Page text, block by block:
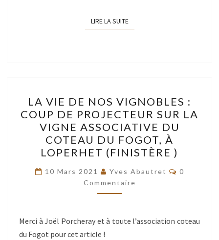
LIRE LA SUITELIRE LA SUITE
VIE
DE
NOS
VIGNOBLES
:
COUP
DE
PROJECTEUR
LA
LA VIE DE NOS VIGNOBLES :
COUP DE PROJECTEUR SUR LA
VIGNE ASSOCIATIVE DU
COTEAU DU FOGOT, À
LOPERHET (FINISTÈRE )
10 Mars 2021 Yves Abautret
0
Commentaire
Merci à Joël Porcheray et à toute l’association coteau
du Fogot pour cet article !